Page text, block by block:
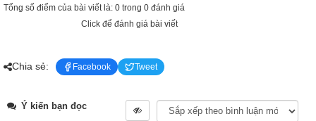
Tổng số điểm của bài viết là: 0 trong 0 đánh giá
Click để đánh giá bài viết
Chia sẻ: Facebook Tweet
Ý kiến bạn đọc